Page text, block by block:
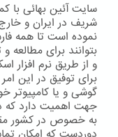
سایت آئین بهائی با
شریف در ایران و
نموده است تا همه
بتوانند برای مطالعه
و از طریق نرم افزار
برای توفیق در این
گوشی و یا کامپیوتر
جهت اهمیت دارد که
به خصوص در کشور